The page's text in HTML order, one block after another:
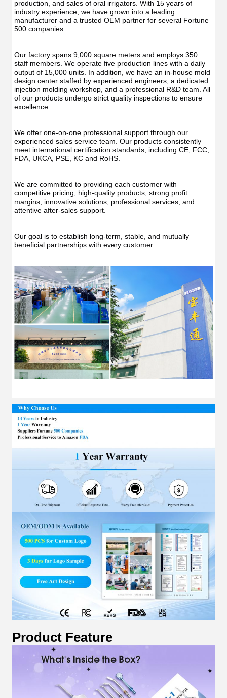
production, and sales of oral irrigators. With 15 years of
industry experience, we have grown into a leading
manufacturer and a trusted OEM partner for several Fortune
500 companies.
Our factory spans 9,000 square meters and employs 350
staff members. We operate five production lines with a daily
output of 15,000 units. In addition, we have an in-house mold
design center staffed by experienced engineers, a dedicated
injection molding workshop, and a professional R&D team. All
of our products undergo strict quality inspections to ensure
excellence.
We offer one-on-one professional support through our
experienced sales service team. Our products consistently
meet international certification standards, including CE, FCC,
FDA, UKCA, PSE, KC and RoHS.
We are committed to providing each customer with
competitive pricing, high-quality products, strong profit
margins, innovative solutions, professional services, and
attentive after-sales support.
Our goal is to establish long-term, stable, and mutually
beneficial partnerships with every customer.
Product Feature